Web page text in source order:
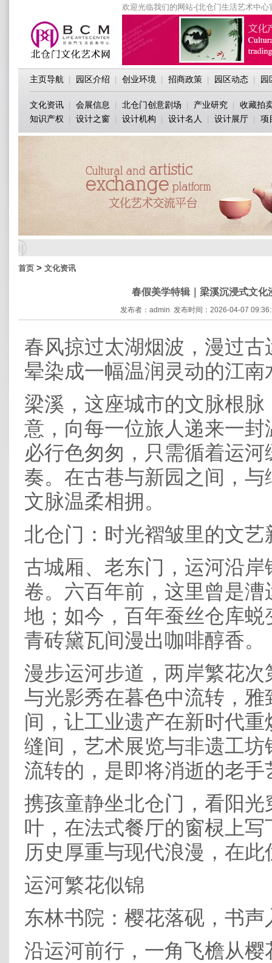
欢迎光临我们的网站-{北仓门生活艺术中心
主页导航 园区介绍 创业环境 招商政策 园区动态 园
文化资讯 会展信息 北仓门创意剧场 产业研究
收藏拍
知识产权
设计之窗 设计机构 设计名人 设计展厅 项
首页 > 文化资讯
春假美学特辑｜梁溪沉浸式文化
发布者：admin 发布时间：2026-04-07
春风掠过太湖烟波，漫过
晕染成一幅温润灵动的江南
梁溪，这座城市的文脉根
意，向每一位旅人递来一
必行色匆匆，只需循着运河
奏。在古巷与新园之间，
文脉温柔相拥。
北仓门：时光褶皱里的文艺
古城厢、老东门，运河沿岸
卷。六百年前，这里曾是
地；如今，百年蚕丝仓库
青砖黛瓦间漫出咖啡醇香。
漫步运河步道，两岸繁花
与光影秀在暮色中流转，雅
间，让工业遗产在新时代
缝间，艺术展览与非遗工
流转的，是即将消逝的老手
携孩童静坐北仓门，看阳
叶，在法式餐厅的窗棂上
历史厚重与现代浪漫，在此
运河繁花似锦
东林书院：樱花落砚，书声
沿运河前行，一角飞檐从